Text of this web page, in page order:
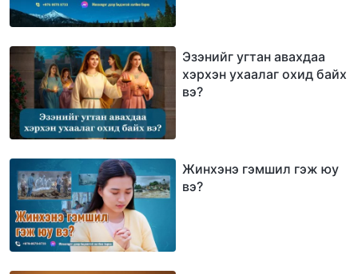
Эзэнийг угтан авахдаа
хэрхэн ухаалаг охид байх
вэ?
Жинхэнэ гэмшил гэж юу
вэ?